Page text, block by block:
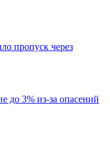
пропуск через
до 3% из-за опасений